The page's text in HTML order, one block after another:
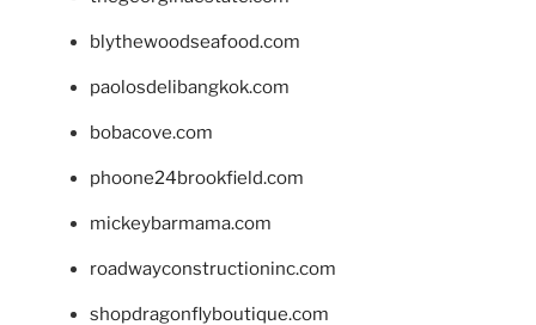
blythewoodseafood.com
paolosdelibangkok.com
bobacove.com
phoone24brookfield.com
mickeybarmama.com
roadwayconstructioninc.com
shopdragonflyboutique.com